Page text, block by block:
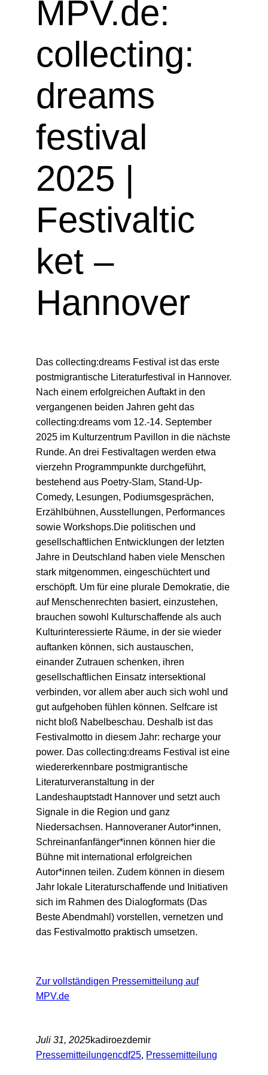
MPV.de:
collecting:
dreams
festival
2025 |
Festivaltic
ket –
Hannover
Das collecting:dreams Festival ist das erste
postmigrantische Literaturfestival in Hannover.
Nach einem erfolgreichen Auftakt in den
vergangenen beiden Jahren geht das
collecting:dreams vom 12.-14. September
2025 im Kulturzentrum Pavillon in die nächste
Runde. An drei Festivaltagen werden etwa
vierzehn Programmpunkte durchgeführt,
bestehend aus Poetry-Slam, Stand-Up-
Comedy, Lesungen, Podiumsgesprächen,
Erzählbühnen, Ausstellungen, Performances
sowie Workshops.Die politischen und
gesellschaftlichen Entwicklungen der letzten
Jahre in Deutschland haben viele Menschen
stark mitgenommen, eingeschüchtert und
erschöpft. Um für eine plurale Demokratie, die
auf Menschenrechten basiert, einzustehen,
brauchen sowohl Kulturschaffende als auch
Kulturinteressierte Räume, in der sie wieder
auftanken können, sich austauschen,
einander Zutrauen schenken, ihren
gesellschaftlichen Einsatz intersektional
verbinden, vor allem aber auch sich wohl und
gut aufgehoben fühlen können. Selfcare ist
nicht bloß Nabelbeschau. Deshalb ist das
Festivalmotto in diesem Jahr: recharge your
power. Das collecting:dreams Festival ist eine
wiedererkennbare postmigrantische
Literaturveranstaltung in der
Landeshauptstadt Hannover und setzt auch
Signale in die Region und ganz
Niedersachsen. Hannoveraner Autor*innen,
Schreinanfanfänger*innen können hier die
Bühne mit international erfolgreichen
Autor*innen teilen. Zudem können in diesem
Jahr lokale Literaturschaffende und Initiativen
sich im Rahmen des Dialogformats (Das
Beste Abendmahl) vorstellen, vernetzen und
das Festivalmotto praktisch umsetzen.
Zur vollständigen Pressemitteilung auf
MPV.de
Juli 31, 2025kadiroezdemir
Pressemitteilungencdf25, Pressemitteilung